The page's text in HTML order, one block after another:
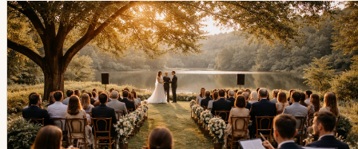
ljudi počnu da se okupljaju blizu podijuma za ples.